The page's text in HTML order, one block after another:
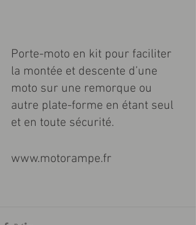
Porte-moto en kit pour faciliter
la montée et descente d’une
moto sur une remorque ou
autre plate-forme en étant seul
et en toute sécurité.
www.motorampe.fr